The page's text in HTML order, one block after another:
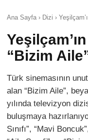
Ana Sayfa › Dizi ›
“Bizim
Türk sinemasının
alan “Bizim Aile”,
yılında televizyon
buluşmaya
Sınıfı”, “Mavi